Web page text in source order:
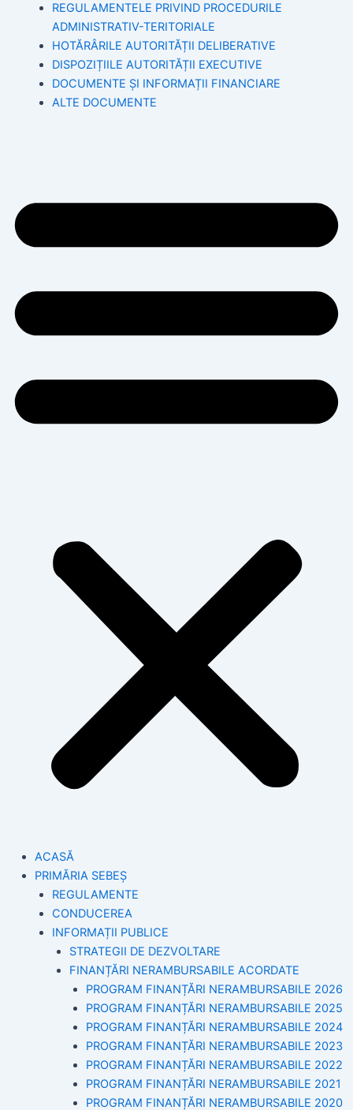
REGULAMENTELE PRIVIND PROCEDURILE
ADMINISTRATIV-TERITORIALE
HOTĂRÂRILE AUTORITĂȚII DELIBERATIVE
DISPOZIȚIILE AUTORITĂȚII EXECUTIVE
DOCUMENTE ȘI INFORMAȚII FINANCIARE
ALTE DOCUMENTE
ACASĂ
PRIMĂRIA SEBEȘ
REGULAMENTE
CONDUCEREA
INFORMAȚII PUBLICE
STRATEGII DE DEZVOLTARE
FINANȚĂRI NERAMBURSABILE ACORDATE
PROGRAM FINANȚĂRI NERAMBURSABILE 2026
PROGRAM FINANȚĂRI NERAMBURSABILE 2025
PROGRAM FINANȚĂRI NERAMBURSABILE 2024
PROGRAM FINANȚĂRI NERAMBURSABILE 2023
PROGRAM FINANȚĂRI NERAMBURSABILE 2022
PROGRAM FINANȚĂRI NERAMBURSABILE 2021
PROGRAM FINANȚĂRI NERAMBURSABILE 2020